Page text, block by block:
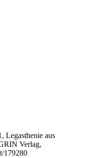
Legasthenie aus
Verlag,
179280